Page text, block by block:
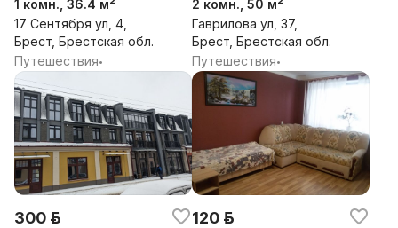
1 комн., 36.4 м²
17 Сентября ул, 4,
Брест, Брестская обл.
Путешествия•
2 комн., 50 м²
Гаврилова ул, 37,
Брест, Брестская обл.
Путешествия•
300 р. 120 р.